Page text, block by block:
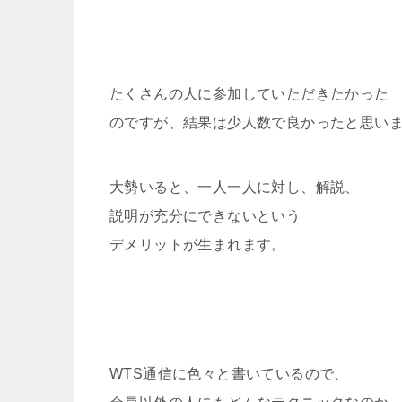
たくさんの人に参加していただきたかった
のですが、結果は少人数で良かったと思い
大勢いると、一人一人に対し、解説、
説明が充分にできないという
デメリットが生まれます。
WTS通信に色々と書いているので、